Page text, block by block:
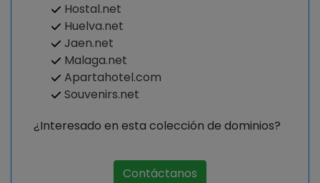
Hostal.net
Huelva.net
Jaen.net
Malaga.net
Apartahotel.com
Souvenirs.net
¿Interesado en esta colección de dominios?
Contáctanos